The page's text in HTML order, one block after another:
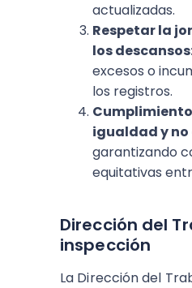
actualizadas.
Respetar la
los
excesos o
los registros.
igualdad y
garantizando
equitativas
Dirección del
inspección
La Dirección del